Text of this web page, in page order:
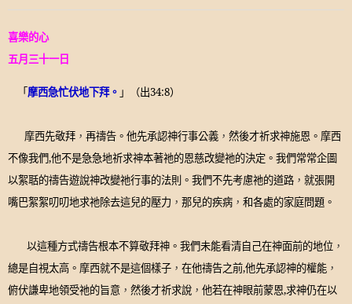
喜樂的心
五月三十一日
「摩西急忙伏地下拜。 」（出34:8）
摩西先敬拜 ， 再禱告。他先承認神行事公義 ， 然後才祈求神施恩。摩西
不像我們,他不是急急地祈求神本著祂的恩慈改變祂的決定。我們常常企圖
以絮聒的禱告遊說神改變祂行事的法則。我們不先考慮祂的道路 ， 就張開
嘴巴絮絮叨叨地求祂除去這兒的壓力 ， 那兒的疾病 ， 和各處的家庭問題。
以這種方式禱告根本不算敬拜神。我們未能看清自己在神面前的地位 ，
總是自視太高。摩西就不是這個樣子 ， 在他禱告之前,他先承認神的權能 ，
俯伏謙卑地領受祂的旨意 ， 然後才祈求說 ， 他若在神眼前蒙恩,求神仍在以